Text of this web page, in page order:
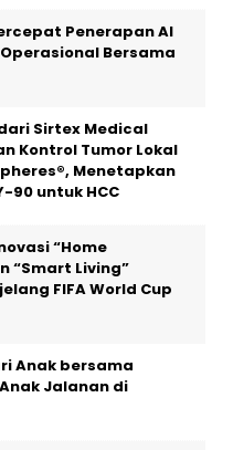
Penerapan AI
Bersama
Sirtex Medical
Kontrol Tumor Lokal
Menetapkan
90 untuk HCC
“Home
“Smart Living”
FIFA World Cup
Anak bersama
Jalanan di